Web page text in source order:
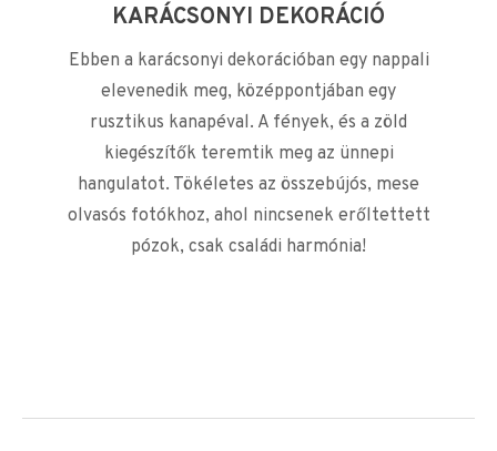
KARÁCSONYI DEKORÁCIÓ
Ebben a karácsonyi dekorációban egy nappali
elevenedik meg, középpontjában egy
rusztikus kanapéval. A fények, és a zöld
kiegészítők teremtik meg az ünnepi
hangulatot. Tökéletes az összebújós, mese
olvasós fotókhoz, ahol nincsenek erőltettett
pózok, csak családi harmónia!